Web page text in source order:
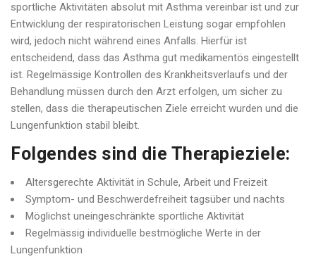
sportliche Aktivitäten absolut mit Asthma vereinbar ist und zur
Entwicklung der respiratorischen Leistung sogar empfohlen
wird, jedoch nicht während eines Anfalls. Hierfür ist
entscheidend, dass das Asthma gut medikamentös eingestellt
ist. Regelmässige Kontrollen des Krankheitsverlaufs und der
Behandlung müssen durch den Arzt erfolgen, um sicher zu
stellen, dass die therapeutischen Ziele erreicht wurden und die
Lungenfunktion stabil bleibt.
Folgendes sind die Therapieziele:
Altersgerechte Aktivität in Schule, Arbeit und Freizeit
Symptom- und Beschwerdefreiheit tagsüber und nachts
Möglichst uneingeschränkte sportliche Aktivität
Regelmässig individuelle bestmögliche Werte in der
Lungenfunktion